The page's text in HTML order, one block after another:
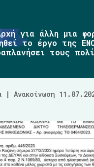
για άλλη μια
το έργο της
τους
| Ανακοίνωση